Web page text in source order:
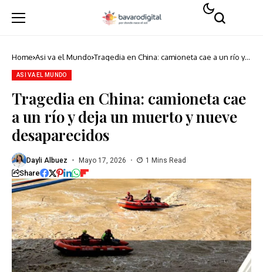
Home Asi va el Mundo Tragedia en China: camioneta cae a un río y
ASI VA EL MUNDO
Tragedia en China: camioneta cae
a un río y deja un muerto y nueve
desaparecidos
Dayli Albuez Mayo 17, 2026 1 Mins Read
Share